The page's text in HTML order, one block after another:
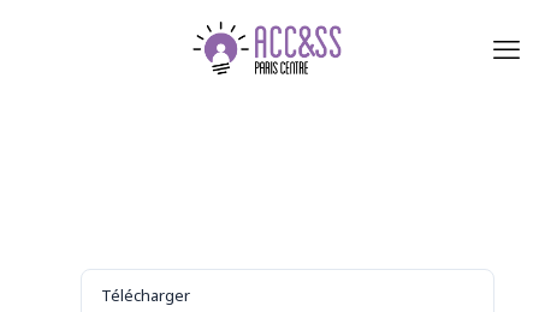
Télécharger